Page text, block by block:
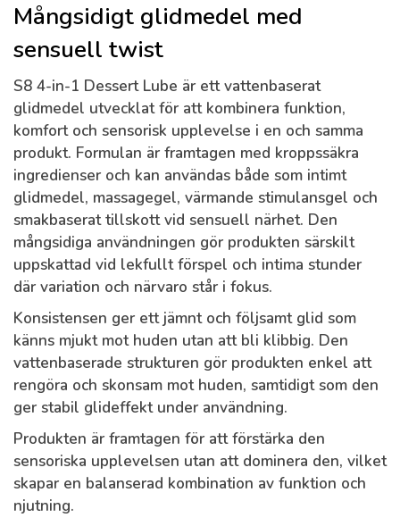
Mångsidigt glidmedel med
sensuell twist
S8 4-in-1 Dessert Lube är ett vattenbaserat
glidmedel utvecklat för att kombinera funktion,
komfort och sensorisk upplevelse i en och samma
produkt. Formulan är framtagen med kroppssäkra
ingredienser och kan användas både som intimt
glidmedel, massagegel, värmande stimulansgel och
smakbaserat tillskott vid sensuell närhet. Den
mångsidiga användningen gör produkten särskilt
uppskattad vid lekfullt förspel och intima stunder
där variation och närvaro står i fokus.
Konsistensen ger ett jämnt och följsamt glid som
känns mjukt mot huden utan att bli klibbig. Den
vattenbaserade strukturen gör produkten enkel att
rengöra och skonsam mot huden, samtidigt som den
ger stabil glideffekt under användning.
Produkten är framtagen för att förstärka den
sensoriska upplevelsen utan att dominera den, vilket
skapar en balanserad kombination av funktion och
njutning.